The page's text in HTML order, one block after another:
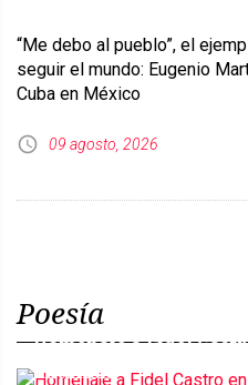
“Me debo al pueblo”, el
seguir el mundo: Eugenio
Cuba en México
09 agosto, 2026
Poesía
Homenaje a Fidel
natalicio